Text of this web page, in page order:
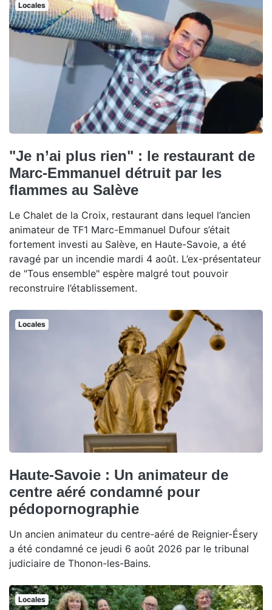
Locales
"Je n’ai plus rien" : le restaurant de
Marc-Emmanuel détruit par les
flammes au Salève
Le Chalet de la Croix, restaurant dans lequel l’ancien
animateur de TF1 Marc-Emmanuel Dufour s’était
fortement investi au Salève, en Haute-Savoie, a été
ravagé par un incendie mardi 4 août. L’ex-présentateur
de "Tous ensemble" espère malgré tout pouvoir
reconstruire l’établissement.
Locales
Haute-Savoie : Un animateur de
centre aéré condamné pour
pédopornographie
Un ancien animateur du centre-aéré de Reignier-Ésery
a été condamné ce jeudi 6 août 2026 par le tribunal
judiciaire de Thonon-les-Bains.
Locales